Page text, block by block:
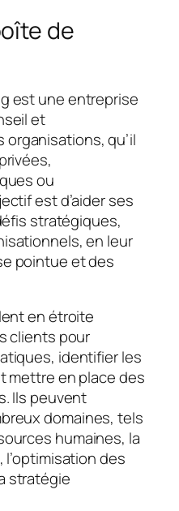
de
est une entreprise
et
organisations, qu’il
ou
est d’aider ses
stratégiques,
en leur
pointue et des
en étroite
clients pour
identifier les
mettre en place des
Ils peuvent
domaines, tels
humaines, la
des
stratégie